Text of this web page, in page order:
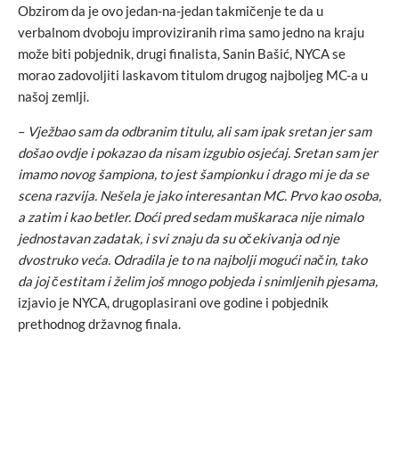
Obzirom da je ovo jedan-na-jedan takmičenje te da u
verbalnom dvoboju improviziranih rima samo jedno na kraju
može biti pobjednik, drugi finalista, Sanin Bašić, NYCA se
morao zadovoljiti laskavom titulom drugog najboljeg MC-a u
našoj zemlji.
– Vježbao sam da odbranim titulu, ali sam ipak sretan jer sam
došao ovdje i pokazao da nisam izgubio osjećaj. Sretan sam jer
imamo novog šampiona, to jest šampionku i drago mi je da se
scena razvija. Nešela je jako interesantan MC. Prvo kao osoba,
a zatim i kao betler. Doći pred sedam muškaraca nije nimalo
jednostavan zadatak, i svi znaju da su očekivanja od nje
dvostruko veća. Odradila je to na najbolji mogući način, tako
da joj čestitam i želim još mnogo pobjeda i snimljenih pjesama,
izjavio je NYCA, drugoplasirani ove godine i pobjednik
prethodnog državnog finala.